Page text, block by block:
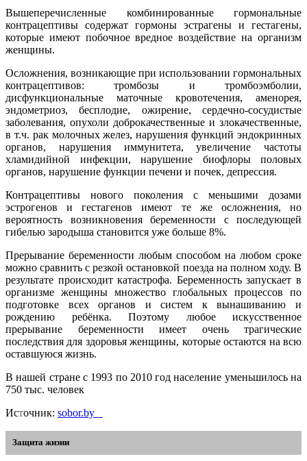
Вышеперечисленные комбинированные гормональные
контрацептивы содержат гормоны эстрагены и гестагены,
которые имеют побочное вредное воздействие на организм
женщины.
Осложнения, возникающие при использовании гормональных
контрацептивов: тромбозы и тромбоэмболии,
дисфункциональные маточные кровотечения, аменорея,
эндометриоз, бесплодие, ожирение, сердечно-сосудистые
заболевания, опухоли доброкачественные и злокачественные,
в т.ч. рак молочных желез, нарушения функций эндокринных
органов, нарушения иммунитета, увеличение частоты
хламидийной инфекции, нарушение биофлоры половых
органов, нарушение функции печени и почек, депрессия.
Контрацептивы нового поколения с меньшими дозами
эстрогенов и гестагенов имеют те же осложнения, но
вероятность возникновения беременности с последующей
гибелью зародыша становится уже больше 8%.
Прерывание беременности любым способом на любом сроке
можно сравнить с резкой остановкой поезда на полном ходу. В
результате происходит катастрофа. Беременность запускает в
организме женщины множество глобальных процессов по
подготовке всех органов и систем к вынашиванию и
рождению ребёнка. Поэтому любое искусственное
прерывание беременности имеет очень трагические
последствия для здоровья женщины, которые остаются на всю
оставшуюся жизнь.
В нашей стране с 1993 по 2010 год население уменьшилось на
750 тыс. человек
Источник: sobor.by
Защита жизни